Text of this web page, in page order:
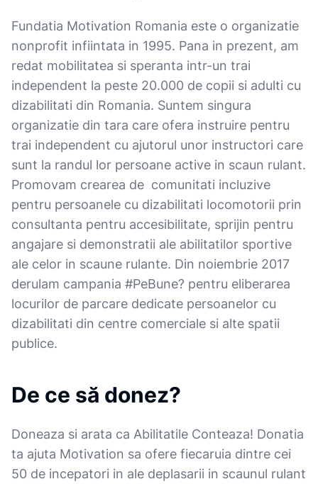
Fundatia Motivation Romania este o organizatie
nonprofit infiintata in 1995. Pana in prezent, am
redat mobilitatea si speranta intr-un trai
independent la peste 20.000 de copii si adulti cu
dizabilitati din Romania. Suntem singura
organizatie din tara care ofera instruire pentru
trai independent cu ajutorul unor instructori care
sunt la randul lor persoane active in scaun rulant.
Promovam crearea de comunitati incluzive
pentru persoanele cu dizabilitati locomotorii prin
consultanta pentru accesibilitate, sprijin pentru
angajare si demonstratii ale abilitatilor sportive
ale celor in scaune rulante. Din noiembrie 2017
derulam campania #PeBune? pentru eliberarea
locurilor de parcare dedicate persoanelor cu
dizabilitati din centre comerciale si alte spatii
publice.
De ce să donez?
Doneaza si arata ca Abilitatile Conteaza! Donatia
ta ajuta Motivation sa ofere fiecaruia dintre cei
50 de incepatori in ale deplasarii in scaunul rulant